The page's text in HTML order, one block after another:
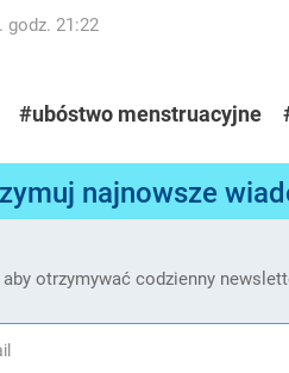
godz. 21:22
#ubóstwo menstruacyjne
najnowsze
otrzymywać codzienny